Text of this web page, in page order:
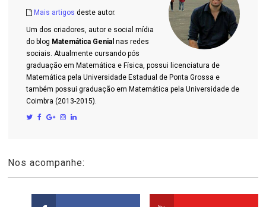
Mais artigos deste autor.
Um dos criadores, autor e social mídia
do blog Matemática Genial nas redes
sociais. Atualmente cursando pós
graduação em Matemática e Física, possui licenciatura de
Matemática pela Universidade Estadual de Ponta Grossa e
também possui graduação em Matemática pela Universidade de
Coimbra (2013-2015).
Nos acompanhe: